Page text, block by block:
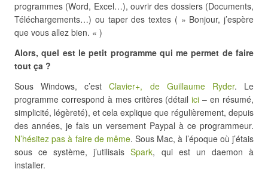
programmes (Word, Excel…), ouvrir des dossiers (Documents,
Téléchargements…) ou taper des textes ( » Bonjour, j’espère
que vous allez bien. « )
Alors, quel est le petit programme qui me permet de faire
tout ça ?
Sous Windows, c’estClavier+, de Guillaume Ryder. Le
programme correspond à mes critères (détailici– en résumé,
simplicité, légèreté), et cela explique que régulièrement, depuis
des années, je fais un versement Paypal à ce programmeur.
N’hésitez pas à faire de même. Sous Mac, à l’époque où j’étais
sous ce système, j’utilisaisSpark, qui est un daemon à
installer.